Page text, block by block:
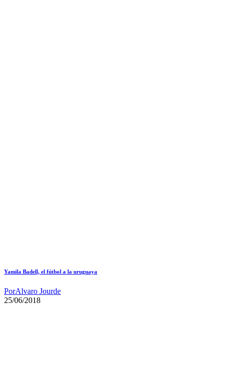
Yamila Badell, el fútbol a la uruguaya
PorAlvaro Jourde
25/06/2018